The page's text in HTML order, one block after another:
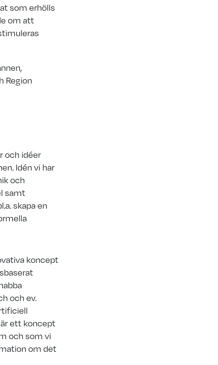
som erhölls
om att
Region
och idéer
Idén vi har
och
samt
skapa en
koncept
och ev.
ett koncept
och som vi
om det